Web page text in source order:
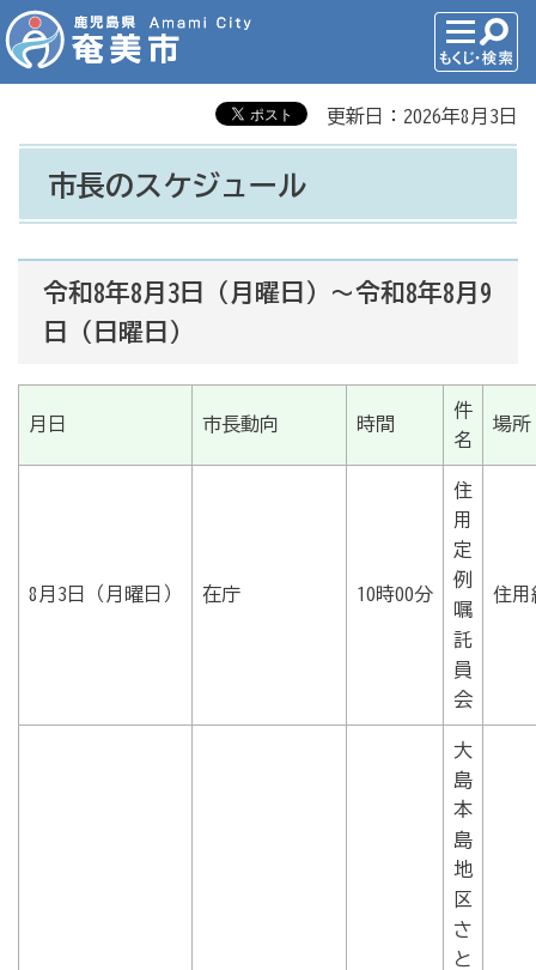
更新日：2026年8月3日
市長のスケジュール
令和8年8月3日（月曜日）～令和8年8月9
日（日曜日）
月日 市長動向 時間
件
名
場所
8月3日（月曜日） 在庁 10時00分
住
用
定
例
嘱
託
員
会
住用
大
島
本
島
地
区
さ
と